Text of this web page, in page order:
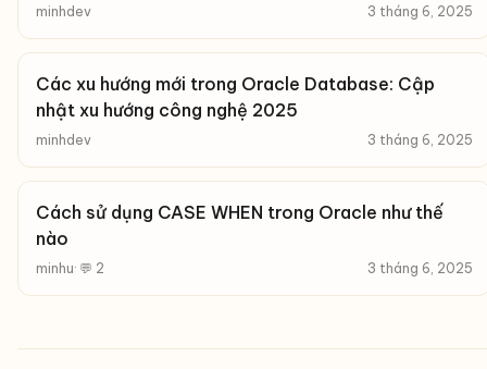
minhdev 3 tháng 6, 2025
Các xu hướng mới trong Oracle Database: Cập
nhật xu hướng công nghệ 2025
minhdev 3 tháng 6, 2025
Cách sử dụng CASE WHEN trong Oracle như thế
nào
minhu· 💬 2 3 tháng 6, 2025